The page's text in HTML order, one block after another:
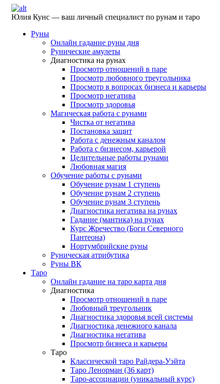
Юлия Кунс — ваш личный специалист по рунам и таро
Руны
Онлайн гадание руны дня
Рунические амулеты
Диагностика на рунах
Просмотр отношений в паре
Просмотр любовного треугольника
Просмотр в вопросах бизнеса и карьеры
Просмотр негатива
Просмотр здоровья
Магическая работа с рунами
Чистка от негатива
Постановка защит
Работа с денежным каналом
Работа с бизнесом, карьерой
Целительные работы рунами
Любовная магия
Обучение работы с рунами
Обучение рунам 1 ступень
Обучение рунам 2 ступень
Обучение рунам 3 ступень
Диагностика негатива на рунах
Гадание (мантика) на рунах
Курс Жречество (Боги Северного
Пантеона)
Нортумбрийские руны
Руническая атрибутика
Руны ВК
Таро
Онлайн гадание на таро карта дня
Диагностика
Просмотр отношений в паре
Любовный треугольник
Диагностика здоровья всей системы
Диагностика денежного канала
Диагностика негатива
Просмотр бизнеса и карьеры
Таро
Классической таро Райдера-Уэйта
Таро Ленорман (36 карт)
Таро-ассоциации (уникальный курс)